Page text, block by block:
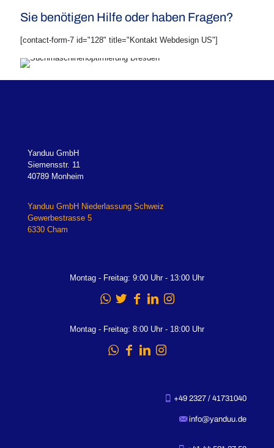
Sie benötigen Hilfe oder haben Fragen?
[contact-form-7 id="128" title="Kontakt Webdesign US"]
Yanduu GmbH
Siemensstr. 11
40789 Monheim
Yanduu GmbH Niederlassung Schweiz
Gewerbestrasse 5
6330 Cham
Montag - Freitag: 9:00 Uhr - 13:00 Uhr
Montag - Freitag: 8:00 Uhr - 18:00 Uhr
+49 2327 / 41731040
info@yanduu.de